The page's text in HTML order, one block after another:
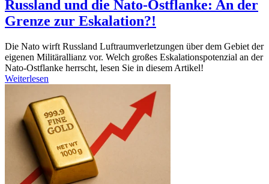
Russland und die Nato-Ostflanke: An der
Grenze zur Eskalation?!
Die Nato wirft Russland Luftraumverletzungen über dem Gebiet der
eigenen Militärallianz vor. Welch großes Eskalationspotenzial an der
Nato-Ostflanke herrscht, lesen Sie in diesem Artikel!
Weiterlesen